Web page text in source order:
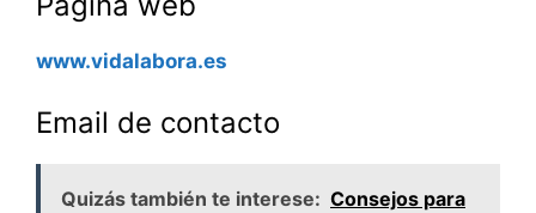
www.vidalabora.es
Email de contacto
Quizás también te interese: Consejos para